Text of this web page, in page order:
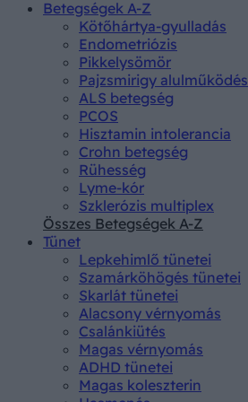
Betegségek A-Z
Kötőhártya-gyulladás
Endometriózis
Pikkelysömör
Pajzsmirigy alulműködés
ALS betegség
PCOS
Hisztamin intolerancia
Crohn betegség
Rühesség
Lyme-kór
Szklerózis multiplex
Összes Betegségek A-Z
Tünet
Lepkehimlő tünetei
Szamárköhögés tünetei
Skarlát tünetei
Alacsony vérnyomás
Csalánkiütés
Magas vérnyomás
ADHD tünetei
Magas koleszterin